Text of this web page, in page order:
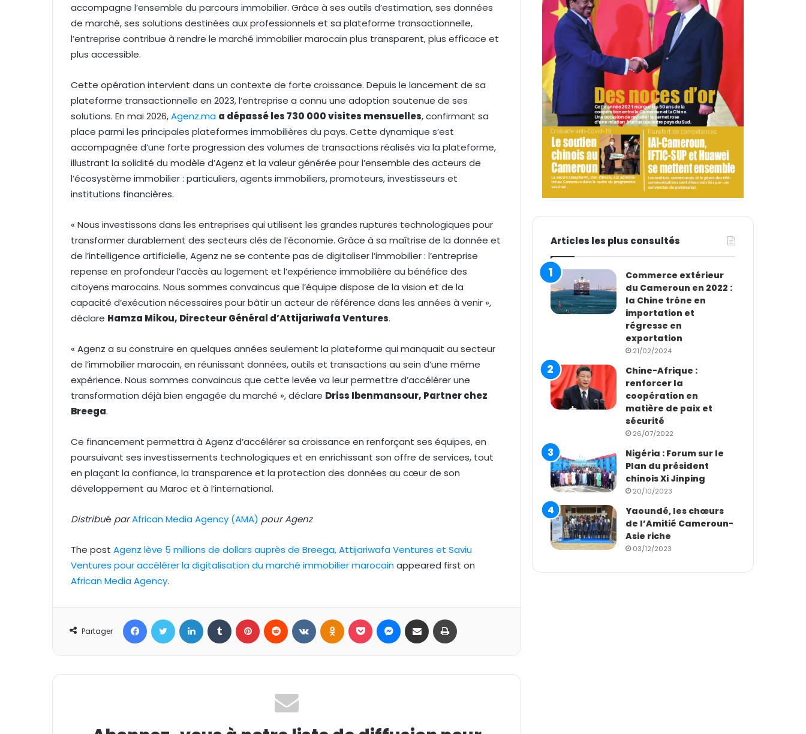
accompagne l’ensemble du parcours immobilier. Grâce à ses outils d’estimation, ses données
de marché, ses solutions destinées aux professionnels et sa plateforme transactionnelle,
l’entreprise contribue à rendre le marché immobilier marocain plus transparent, plus efficace et
plus accessible.
Cette opération intervient dans un contexte de forte croissance. Depuis le lancement de sa
plateforme transactionnelle en 2023, l’entreprise a connu une adoption soutenue de ses
solutions. En mai 2026,Agenz.ma a dépassé les 730 000 visites mensuelles, confirmant sa
place parmi les principales plateformes immobilières du pays. Cette dynamique s’est
accompagnée d’une forte progression des volumes de transactions réalisés via la plateforme,
illustrant la solidité du modèle d’Agenz et la valeur générée pour l’ensemble des acteurs de
l’écosystème immobilier : particuliers, agents immobiliers, promoteurs, investisseurs et
institutions financières.
« Nous investissons dans les entreprises qui utilisent les grandes ruptures technologiques pour
transformer durablement des secteurs clés de l’économie. Grâce à sa maîtrise de la donnée et
de l’intelligence artificielle, Agenz ne se contente pas de digitaliser l’immobilier : l’entreprise
repense en profondeur l’accès au logement et l’expérience immobilière au bénéfice des
citoyens marocains. Nous sommes convaincus que l’équipe dispose de la vision et de la
capacité d’exécution nécessaires pour bâtir un acteur de référence dans les années à venir »,
déclare Hamza Mikou, Directeur Général d’Attijariwafa Ventures.
« Agenz a su construire en quelques années seulement la plateforme qui manquait au secteur
de l’immobilier marocain, en réunissant données, outils et transactions au sein d’une même
expérience. Nous sommes convaincus que cette levée va leur permettre d’accélérer une
transformation déjà bien engagée du marché », déclare Driss Ibenmansour, Partner chez
Breega.
Ce financement permettra à Agenz d’accélérer sa croissance en renforçant ses équipes, en
poursuivant ses investissements technologiques et en enrichissant son offre de services, tout
en plaçant la confiance, la transparence et la protection des données au cœur de son
développement au Maroc et à l’international.
Distribué parAfrican Media Agency (AMA) pour Agenz
The post Agenz lève 5 millions de dollars auprès de Breega, Attijariwafa Ventures et Saviu
Ventures pour accélérer la digitalisation du marché immobilier marocainappeared first on
African Media Agency.
Partager
Articles les plus consultés
Commerce extérieur
du Cameroun en 2022 :
la Chine trône en
importation et
régresse en
exportation
21/02/2024
Chine-Afrique :
renforcer la
coopération en
matière de paix et
sécurité
26/07/2022
Nigéria : Forum sur le
Plan du président
chinois Xi Jinping
20/10/2023
Yaoundé, les chœurs
de l’Amitié Cameroun-
Asie riche
03/12/2023